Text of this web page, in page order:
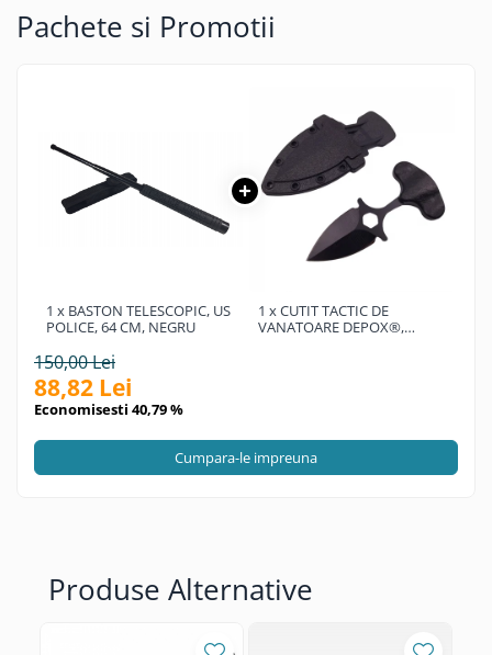
Pachete si Promotii
1 x BASTON TELESCOPIC, US
POLICE, 64 CM, NEGRU
1 x CUTIT TACTIC DE
VANATOARE DEPOX®,
150,00 Lei
88,82 Lei
Economisesti 40,79 %
Cumpara-le impreuna
Produse Alternative